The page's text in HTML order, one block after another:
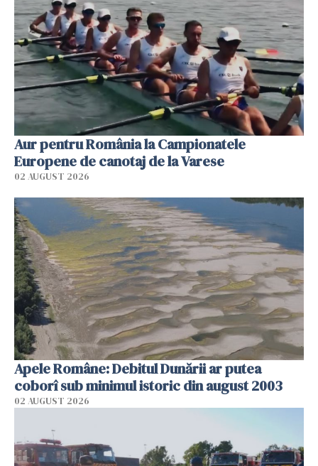
Aur pentru România la Campionatele
Europene de canotaj de la Varese
02 AUGUST 2026
Apele Române: Debitul Dunării ar putea
coborî sub minimul istoric din august 2003
02 AUGUST 2026